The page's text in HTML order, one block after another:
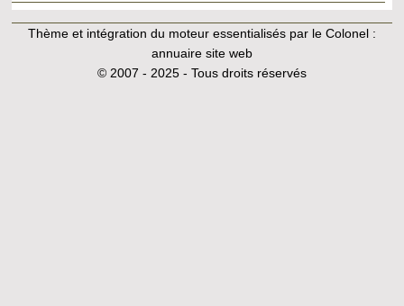
Thème et intégration du moteur essentialisés par le Colonel :
annuaire site web
© 2007 - 2025 - Tous droits réservés